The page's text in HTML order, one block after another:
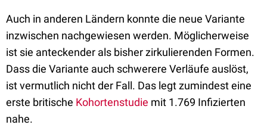
Auch in anderen Ländern konnte die neue Variante
inzwischen nachgewiesen werden. Möglicherweise
ist sie anteckender als bisher zirkulierenden Formen.
Dass die Variante auch schwerere Verläufe auslöst,
ist vermutlich nicht der Fall. Das legt zumindest eine
erste britische Kohortenstudie mit 1.769 Infizierten
nahe.